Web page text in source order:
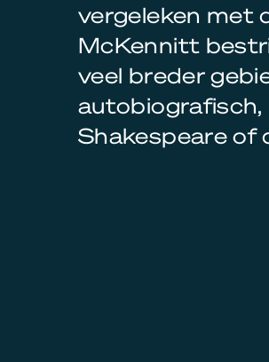
vergeleken met
McKennitt
veel breder
autobiografisch,
Shakespeare of